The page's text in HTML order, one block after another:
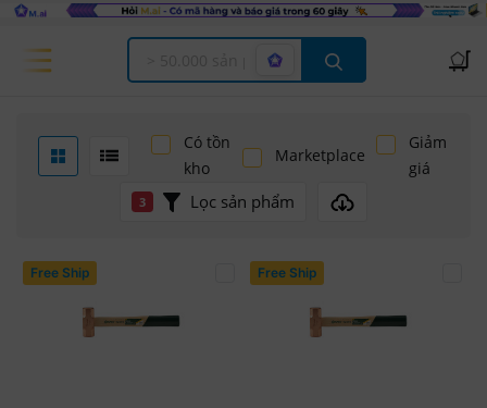
Offcanvas Menu Open
Có tồn
kho
Marketplace
Giảm
giá
3 Lọc sản phẩm
Free Ship Free Ship